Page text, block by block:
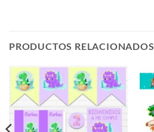
PRODUCTOS RELACIONADOS